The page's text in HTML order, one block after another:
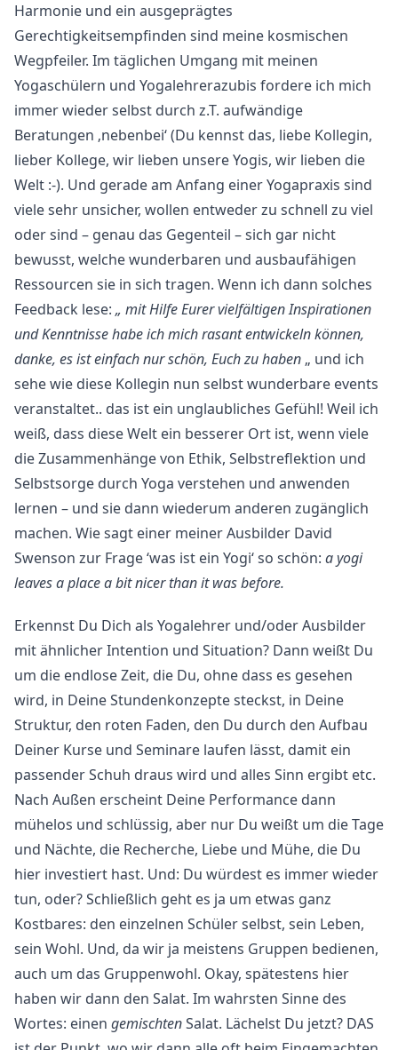
Harmonie und ein ausgeprägtes
Gerechtigkeitsempfinden sind meine kosmischen
Wegpfeiler. Im täglichen Umgang mit meinen
Yogaschülern und Yogalehrerazubis fordere ich mich
immer wieder selbst durch z.T. aufwändige
Beratungen ‚nebenbei‘ (Du kennst das, liebe Kollegin,
lieber Kollege, wir lieben unsere Yogis, wir lieben die
Welt :-). Und gerade am Anfang einer Yogapraxis sind
viele sehr unsicher, wollen entweder zu schnell zu viel
oder sind – genau das Gegenteil – sich gar nicht
bewusst, welche wunderbaren und ausbaufähigen
Ressourcen sie in sich tragen. Wenn ich dann solches
Feedback lese: „ mit Hilfe Eurer vielfältigen Inspirationen
und Kenntnisse habe ich mich rasant entwickeln können,
danke, es ist einfach nur schön, Euch zu haben „ und ich
sehe wie diese Kollegin nun selbst wunderbare events
veranstaltet.. das ist ein unglaubliches Gefühl! Weil ich
weiß, dass diese Welt ein besserer Ort ist, wenn viele
die Zusammenhänge von Ethik, Selbstreflektion und
Selbstsorge durch Yoga verstehen und anwenden
lernen – und sie dann wiederum anderen zugänglich
machen. Wie sagt einer meiner Ausbilder David
Swenson zur Frage ‘was ist ein Yogi‘ so schön: a yogi
leaves a place a bit nicer than it was before.
Erkennst Du Dich als Yogalehrer und/oder Ausbilder
mit ähnlicher Intention und Situation? Dann weißt Du
um die endlose Zeit, die Du, ohne dass es gesehen
wird, in Deine Stundenkonzepte steckst, in Deine
Struktur, den roten Faden, den Du durch den Aufbau
Deiner Kurse und Seminare laufen lässt, damit ein
passender Schuh draus wird und alles Sinn ergibt etc.
Nach Außen erscheint Deine Performance dann
mühelos und schlüssig, aber nur Du weißt um die Tage
und Nächte, die Recherche, Liebe und Mühe, die Du
hier investiert hast. Und: Du würdest es immer wieder
tun, oder? Schließlich geht es ja um etwas ganz
Kostbares: den einzelnen Schüler selbst, sein Leben,
sein Wohl. Und, da wir ja meistens Gruppen bedienen,
auch um das Gruppenwohl. Okay, spätestens hier
haben wir dann den Salat. Im wahrsten Sinne des
Wortes: einen gemischtenSalat. Lächelst Du jetzt? DAS